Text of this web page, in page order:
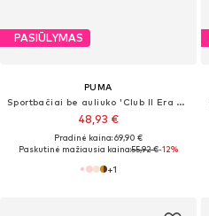
PASIŪLYMAS
PUMA
Sportbačiai be auliuko 'Club II Era Suede'
48,93 €
Pradinė kaina: 69,90 €
Paskutinė mažiausia kaina:55,92 €-12%
+1